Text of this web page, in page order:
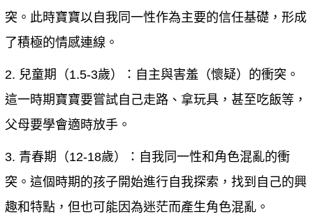
突。此時寶寶以自我同一性作為主要的信任基礎，形成
了積極的情感連線。
2. 兒童期（1.5-3歲）：自主與害羞（懷疑）的衝突。
這一時期寶寶要嘗試自己走路、拿玩具，甚至吃飯等，
父母要學會適時放手。
3. 青春期（12-18歲）：自我同一性和角色混亂的衝
突。這個時期的孩子開始進行自我探索，找到自己的興
趣和特點，但也可能因為迷茫而產生角色混亂。